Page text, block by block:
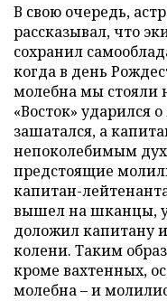
В свою очередь,
рассказывал, что
сохранил
когда в день
молебна мы стояли
«Восток» ударился
зашатался, а
непоколебимым
предстоящие
капитан-
вышел на шканцы,
доложил капитану
колени. Таким
кроме вахтенных,
молебна – и